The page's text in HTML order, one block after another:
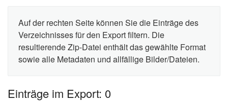
Auf der rechten Seite können Sie die Einträge des
Verzeichnisses für den Export filtern. Die
resultierende Zip-Datei enthält das gewählte Format
sowie alle Metadaten und allfällige Bilder/Dateien.
Einträge im Export: 0